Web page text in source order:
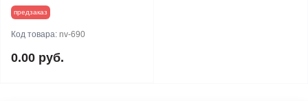
предзаказ
Код товара: nv-690
0.00 руб.